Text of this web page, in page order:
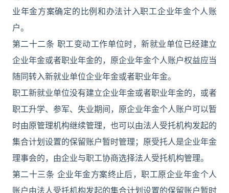
业年金方案确定的比例和办法计入职工企业年金个人账
户。
第二十二条 职工变动工作单位时，新就业单位已经建立
企业年金或者职业年金的，原企业年金个人账户权益应当
随同转入新就业单位企业年金或者职业年金。
职工新就业单位没有建立企业年金或者职业年金的，或者
职工升学、参军、失业期间，原企业年金个人账户可以暂
时由原管理机构继续管理，也可以由法人受托机构发起的
集合计划设置的保留账户暂时管理；原受托人是企业年金
理事会的，由企业与职工协商选择法人受托机构管理。
第二十三条 企业年金方案终止后，职工原企业年金个人
账户由法人受托机构发起的集合计划设置的保留账户暂时